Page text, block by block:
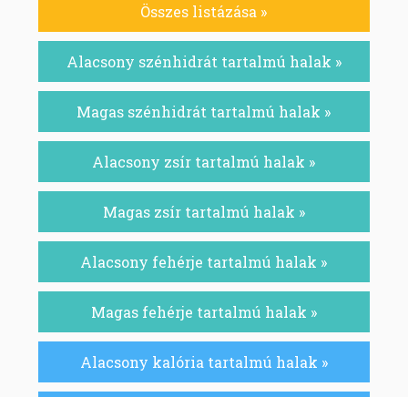
Összes listázása »
Alacsony szénhidrát tartalmú halak »
Magas szénhidrát tartalmú halak »
Alacsony zsír tartalmú halak »
Magas zsír tartalmú halak »
Alacsony fehérje tartalmú halak »
Magas fehérje tartalmú halak »
Alacsony kalória tartalmú halak »